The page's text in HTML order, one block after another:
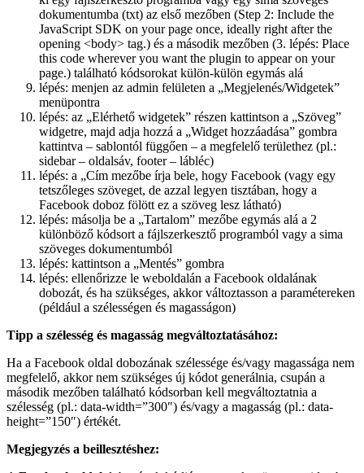
dokumentumba (txt) az első mezőben (Step 2: Include the
JavaScript SDK on your page once, ideally right after the
opening <body> tag.) és a második mezőben (3. lépés: Place
this code wherever you want the plugin to appear on your
page.) található kódsorokat külön-külön egymás alá
lépés: menjen az admin felületen a „Megjelenés/Widgetek”
menüpontra
lépés: az „Elérhető widgetek” részen kattintson a „Szöveg”
widgetre, majd adja hozzá a „Widget hozzáadása” gombra
kattintva – sablontól függően – a megfelelő területhez (pl.:
sidebar – oldalsáv, footer – lábléc)
lépés: a „Cím mezőbe írja bele, hogy Facebook (vagy egy
tetszőleges szöveget, de azzal legyen tisztában, hogy a
Facebook doboz fölött ez a szöveg lesz látható)
lépés: másolja be a „Tartalom” mezőbe egymás alá a 2
különböző kódsort a fájlszerkesztő programból vagy a sima
szöveges dokumentumból
lépés: kattintson a „Mentés” gombra
lépés: ellenőrizze le weboldalán a Facebook oldalának
dobozát, és ha szükséges, akkor változtasson a paramétereken
(például a szélességen és magasságon)
Tipp a szélesség és magasság megváltoztatásához:
Ha a Facebook oldal dobozának szélessége és/vagy magassága nem
megfelelő, akkor nem szükséges új kódot generálnia, csupán a
második mezőben található kódsorban kell megváltoztatnia a
szélesség (pl.: data-width=”300″) és/vagy a magasság (pl.: data-
height=”150″) értékét.
Megjegyzés a beillesztéshez: